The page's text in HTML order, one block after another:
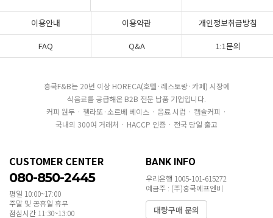
이용안내 이용약관
개인정보취급방침
FAQ
Q&A 1:1문의
흥국F&B는 20년 이상 HORECA(호텔·레스토랑·카페) 시장에
식음료를 공급해온 B2B 전문 납품 기업입니다.
커피 원두 · 젤라또·소르베 베이스 · 음료 시럽 · 캡슐커피 ·
국내외 300여 거래처 · HACCP 인증 · 전국 당일 출고
CUSTOMER CENTER
080-850-2445
평일 10:00~17:00
주말 및 공휴일 휴무
점심시간 11:30~13:00
BANK INFO
우리은행 1005-101-615272
예금주 : (주)흥국에프엔비
대량구매 문의